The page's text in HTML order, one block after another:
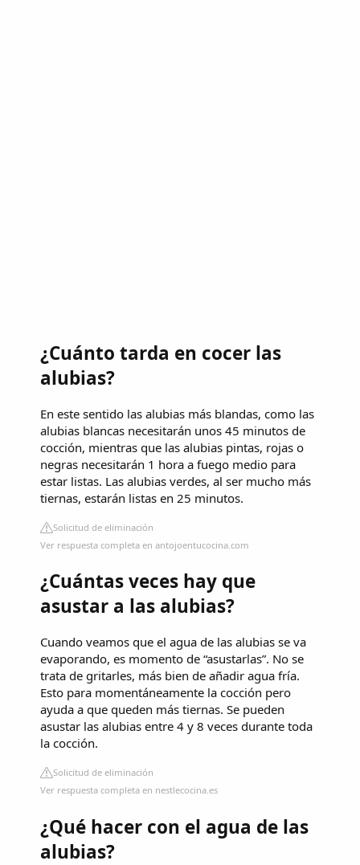
¿Cuánto tarda en cocer las
alubias?
En este sentido las alubias más blandas, como las
alubias blancas necesitarán unos 45 minutos de
cocción, mientras que las alubias pintas, rojas o
negras necesitarán 1 hora a fuego medio para
estar listas. Las alubias verdes, al ser mucho más
tiernas, estarán listas en 25 minutos.
Solicitud de eliminación
Ver respuesta completa en antojoentucocina.com
¿Cuántas veces hay que
asustar a las alubias?
Cuando veamos que el agua de las alubias se va
evaporando, es momento de “asustarlas”. No se
trata de gritarles, más bien de añadir agua fría.
Esto para momentáneamente la cocción pero
ayuda a que queden más tiernas. Se pueden
asustar las alubias entre 4 y 8 veces durante toda
la cocción.
Solicitud de eliminación
Ver respuesta completa en nestlecocina.es
¿Qué hacer con el agua de las
alubias?